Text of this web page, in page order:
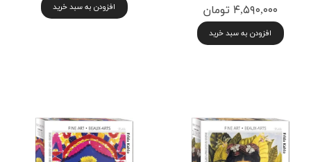
۴,۵۹۰,۰۰۰ تومان
افزودن به سبد خرید
افزودن به سبد خرید